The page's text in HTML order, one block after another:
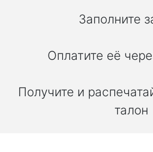
Заполните
Оплатите её
Получите и
талон